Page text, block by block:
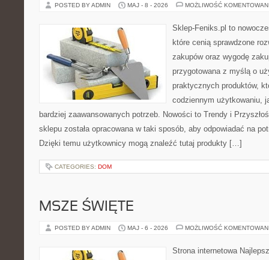
POSTED BY ADMIN MAJ - 8 - 2026 MOŻLIWOŚĆ
Sklep-Feniks.pl to
które cenią sprawdzone
zakupów oraz wygodę
przygotowana z myślą o
praktycznych produktów,
codziennym użytkowaniu,
bardziej zaawansowanych potrzeb. Nowości to Trendy i
sklepu została opracowana w taki sposób, aby odpowiadać na
Dzięki temu użytkownicy mogą znaleźć tutaj produkty […]
CATEGORIES: DOM
MSZE ŚWIĘTE
POSTED BY ADMIN MAJ - 6 - 2026 MOŻLIWOŚĆ
Strona internetowa